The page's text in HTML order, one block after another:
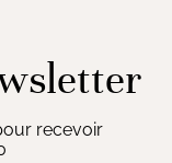
recevoir